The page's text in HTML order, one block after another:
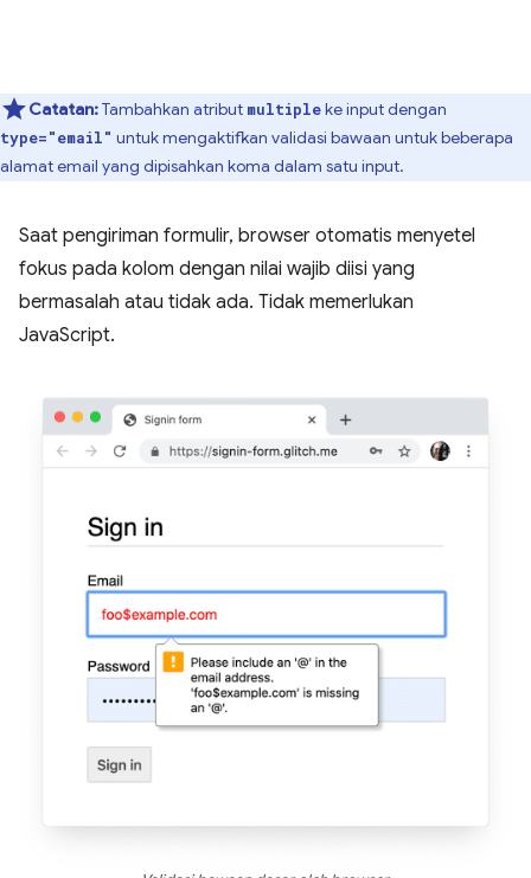
Catatan:Tambahkan atribut multipleke input dengan
type="email" untuk mengaktifkan validasi bawaan untuk beberapa
alamat email yang dipisahkan koma dalam satu input.
Saat pengiriman formulir, browser otomatis menyetel
fokus pada kolom dengan nilai wajib diisi yang
bermasalah atau tidak ada. Tidak memerlukan
JavaScript.